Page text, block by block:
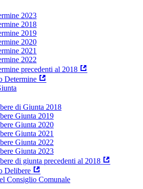
2023
2018
2019
2020
2021
2022
precedenti al 2018
Determine
di Giunta 2018
Giunta 2019
Giunta 2020
Giunta 2021
Giunta 2022
Giunta 2023
di giunta precedenti al 2018
Delibere
Consiglio Comunale